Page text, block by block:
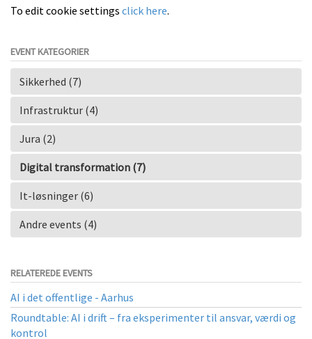
To edit cookie settings click here.
EVENT KATEGORIER
Sikkerhed (7)
Infrastruktur (4)
Jura (2)
Digital transformation (7)
It-løsninger (6)
Andre events (4)
RELATEREDE EVENTS
AI i det offentlige - Aarhus
Roundtable: AI i drift – fra eksperimenter til ansvar, værdi og
kontrol